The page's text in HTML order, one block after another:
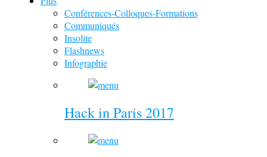
Conférences-Colloques-Formations
Communiqués
Insolite
Flashnews
Infographie
Hack in Paris 2017